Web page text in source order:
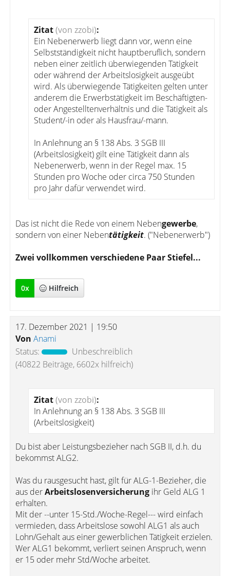
Zitat(von zzobi):
Ein Nebenerwerb liegt dann vor, wenn eine
Selbstständigkeit nicht hauptberuflich, sondern
neben einer zeitlich überwiegenden Tätigkeit
oder während der Arbeitslosigkeit ausgeübt
wird. Als überwiegende Tätigkeiten gelten unter
anderem die Erwerbstätigkeit im Beschäftigten-
oder Angestelltenverhältnis und die Tätigkeit als
Student/-in oder als Hausfrau/-mann.
In Anlehnung an § 138 Abs. 3 SGB III
(Arbeitslosigkeit) gilt eine Tätigkeit dann als
Nebenerwerb, wenn in der Regel max. 15
Stunden pro Woche oder circa 750 Stunden
pro Jahr dafür verwendet wird.
Das ist nicht die Rede von einem Nebengewerbe,
sondern von einer Nebentätigkeit. ("Nebenerwerb")
Zwei vollkommen verschiedene Paar Stiefel...
0x Hilfreich
17. Dezember 2021 | 19:50
Von Anami
Status:
Unbeschreiblich
(40822 Beiträge, 6602x hilfreich)
Zitat(von zzobi):
In Anlehnung an § 138 Abs. 3 SGB III
(Arbeitslosigkeit)
Du bist aber Leistungsbezieher nach SGB II, d.h. du
bekommst ALG2.
Was du rausgesucht hast, gilt für ALG-1-Bezieher, die
aus derArbeitslosenversicherungihr Geld ALG 1
erhalten.
Mit der --unter 15-Std./Woche-Regel--- wird einfach
vermieden, dass Arbeitslose sowohl ALG1 als auch
Lohn/Gehalt aus einer gewerblichen Tätigkeit erzielen.
Wer ALG1 bekommt, verliert seinen Anspruch, wenn
er 15 oder mehr Std/Woche arbeitet.